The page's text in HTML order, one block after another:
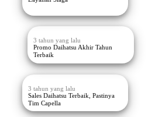
3 tahun yang lalu
Promo Daihatsu Akhir Tahun
Terbaik
3 tahun yang lalu
Sales Daihatsu Terbaik, Pastinya
Tim Capella